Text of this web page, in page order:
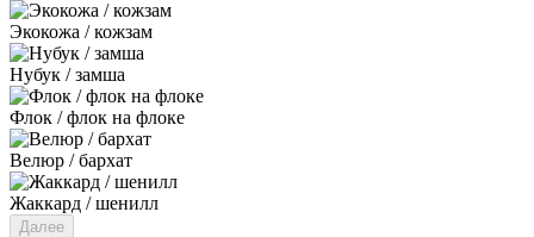
Экокожа / кожзам
Нубук / замша
Флок / флок на флоке
Велюр / бархат
Жаккард / шенилл
Далее